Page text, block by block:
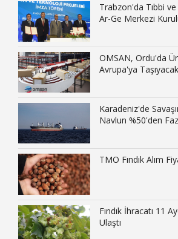
Trabzon'da Tıbbi
Ar-Ge Merkezi
OMSAN, Ordu'da
Avrupa'ya Taşıyacak
Karadeniz'de
Navlun %50'den
TMO Fındık Alım
Fındık İhracatı 11
Ulaştı